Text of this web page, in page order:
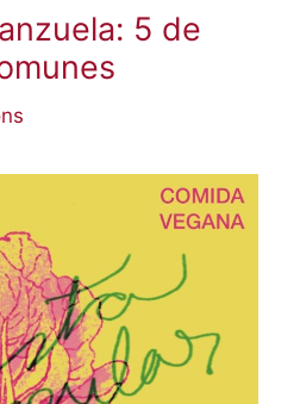
5 de